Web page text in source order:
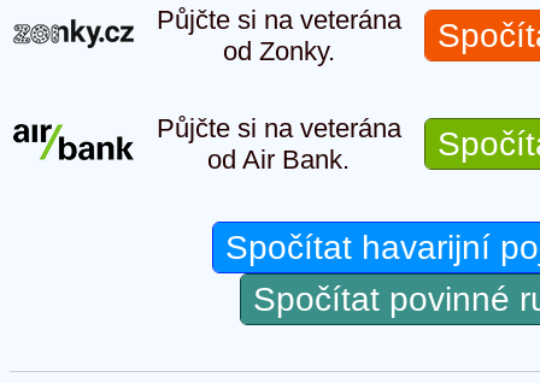
Půjčte si na veterána
od Zonky.
Půjčte si na veterána
od Air Bank.
Spočítat havarijní
Spočítat povinné